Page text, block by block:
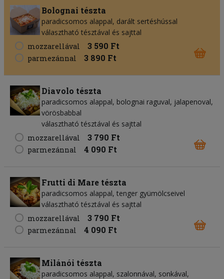
Bolognai tészta
paradicsomos alappal, darált sertéshússal
választható tésztával és sajttal
mozzarellával
3 590 Ft
parmezánnal 3 890 Ft
Diavolo tészta
paradicsomos alappal, bolognai raguval, jalapenoval,
vörösbabbal
választható tésztával és sajttal
mozzarellával
3 790 Ft
parmezánnal 4 090 Ft
Frutti di Mare tészta
paradicsomos alappal, tenger gyümölcseivel
választható tésztával és sajttal
mozzarellával
3 790 Ft
parmezánnal 4 090 Ft
Milánói tészta
paradicsomos alappal, szalonnával, sonkával,